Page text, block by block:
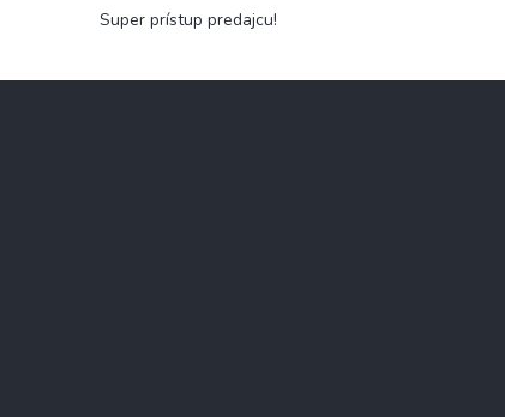
Super prístup predajcu!